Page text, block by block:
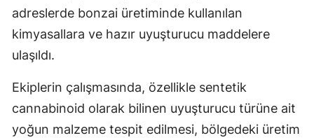
Kırklareli
Kırşehir
Konya
Kütahya
adreslerde bonzai üretiminde kullanılan
kimyasallara ve hazır uyuşturucu maddelere
ulaşıldı.
Ekiplerin çalışmasında, özellikle sentetik
cannabinoid olarak bilinen uyuşturucu türüne ait
yoğun malzeme tespit edilmesi, bölgedeki üretim